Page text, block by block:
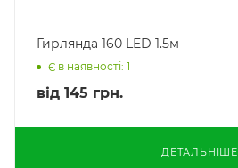
Гирлянда 160 LED 1.5м
Є в наявності: 1
від 145 грн.
ДЕТАЛЬНІШЕ